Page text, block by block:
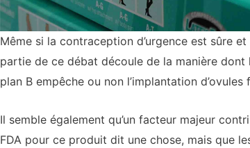
Même si la contraception d’urgence est sûre
partie de ce débat découle de la manière
plan B empêche ou non l’implantation d’ovules
Il semble également qu’un facteur majeur
FDA pour ce produit dit une chose, mais que